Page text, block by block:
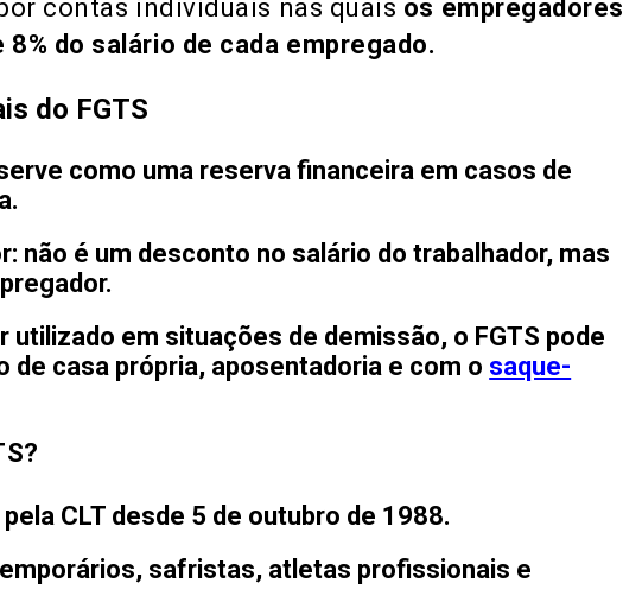
contas individuais nas quais os empregadores
do salário de cada empregado.
do FGTS
como uma reserva financeira em casos de
: não é um desconto no salário do trabalhador, mas
utilizado em situações de demissão, o FGTS pode
de casa própria, aposentadoria e com o saque-
CLT desde 5 de outubro de 1988.
safristas, atletas profissionais e